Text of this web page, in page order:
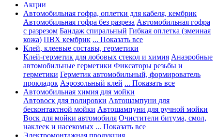
Акции
Автомобильная гофра, оплетки для кабеля, кембрик
Автомобильная гофра без разреза Автомобильная гофра
с разрезом Бандаж спиральный Гибкая оплетка (змеиная
кожа) ПВХ кембрик ... Показать все
Клей, клеевые составы, герметики
Клей-герметик для лобовых стекол и химия Анаэробные
автомобильные герметики Фиксаторы резьбы и
герметики Герметик автомобильный, формирователь
прокладок Аэрозольный клей ... Показать все
Автомобильная химия для мойки
Автовоск для полировки Автошампуни для
бесконтактной мойки Автошампуни для ручной мойки
Воск для мойки автомобиля Очистители битума, смол,
наклеек и насекомых ... Показать все
Электромонтажная продукция